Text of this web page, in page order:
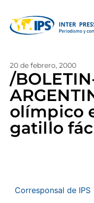
20 de febrero, 2000
/
olímpico
gatillo
Corresponsal de IPS